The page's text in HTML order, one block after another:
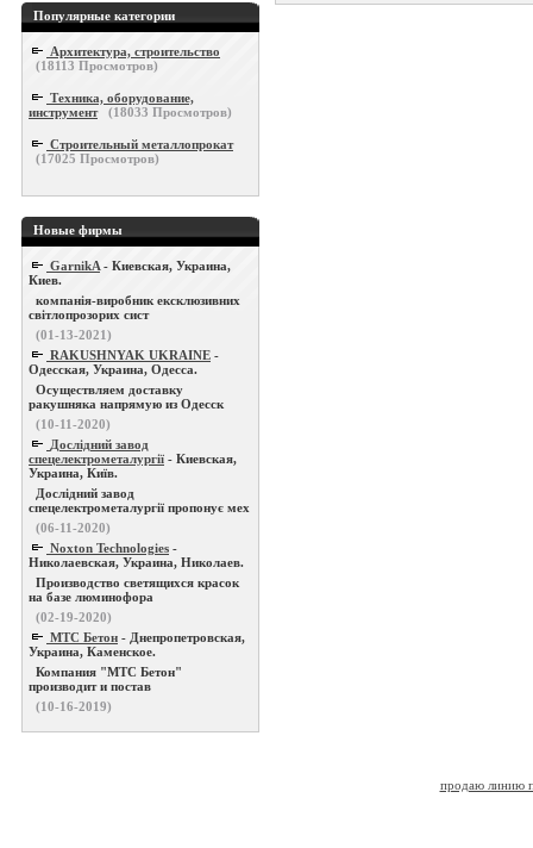
Популярные категории
Архитектура, строительство
(18113 Просмотров)
Техника, оборудование,
инструмент
(18033 Просмотров)
Строительный металлопрокат
(17025 Просмотров)
Новые фирмы
GarnikA - Киевская, Украина,
Киев.
компанія-виробник ексклюзивних
світлопрозорих сист
(01-13-2021)
RAKUSHNYAK UKRAINE -
Одесская, Украина, Одесса.
Осуществляем доставку
ракушняка напрямую из Одесск
(10-11-2020)
Дослідний завод
спецелектрометалургії - Киевская,
Украина, Київ.
Дослідний завод
спецелектрометалургії пропонує мех
(06-11-2020)
Noxton Technologies -
Николаевская, Украина, Николаев.
Производство светящихся красок
на базе люминофора
(02-19-2020)
МТС Бетон - Днепропетровская,
Украина, Каменское.
Компания "МТС Бетон"
производит и постав
(10-16-2019)
продаю линию